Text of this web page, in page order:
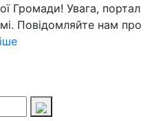
Громади! Увага, портал
Повідомляйте нам про